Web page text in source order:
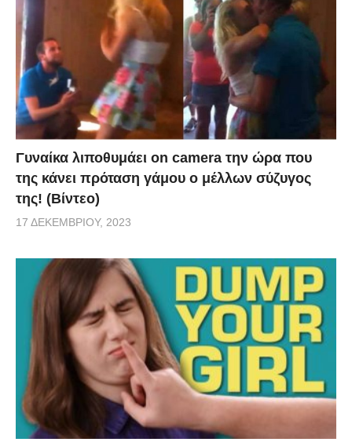
Γυναίκα λιποθυμάει on camera την ώρα που
της κάνει πρόταση γάμου ο μέλλων σύζυγος
της! (Βίντεο)
17 ΔΕΚΕΜΒΡΊΟΥ, 2023